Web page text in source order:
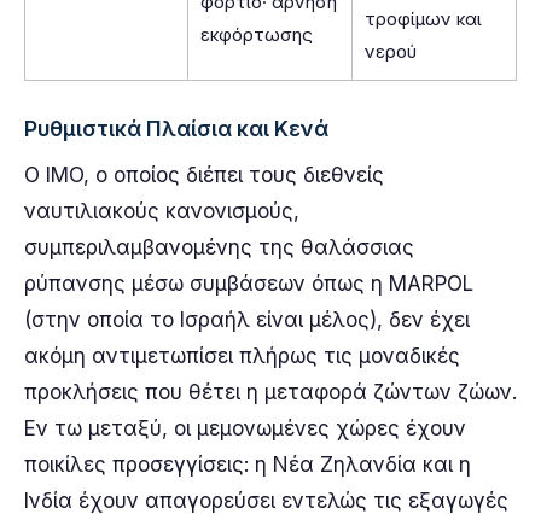
εκφόρτωσης
τροφίμων και
νερού
Ρυθμιστικά Πλαίσια και Κενά
Ο IMO, ο οποίος διέπει τους διεθνείς
ναυτιλιακούς κανονισμούς,
συμπεριλαμβανομένης της θαλάσσιας
ρύπανσης μέσω συμβάσεων όπως η MARPOL
(στην οποία το Ισραήλ είναι μέλος), δεν έχει
ακόμη αντιμετωπίσει πλήρως τις μοναδικές
προκλήσεις που θέτει η μεταφορά ζώντων ζώων.
Εν τω μεταξύ, οι μεμονωμένες χώρες έχουν
ποικίλες προσεγγίσεις: η Νέα Ζηλανδία και η
Ινδία έχουν απαγορεύσει εντελώς τις εξαγωγές